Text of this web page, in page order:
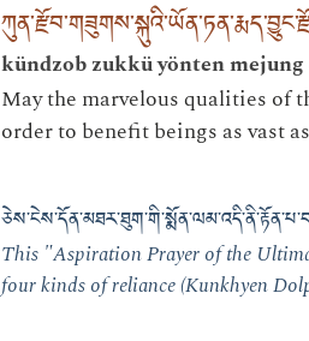
kündzob zukkü yönten
May the marvelous qualities of
order to benefit beings as vast
This "Aspiration Prayer of the
four kinds of reliance (Kunkhyen